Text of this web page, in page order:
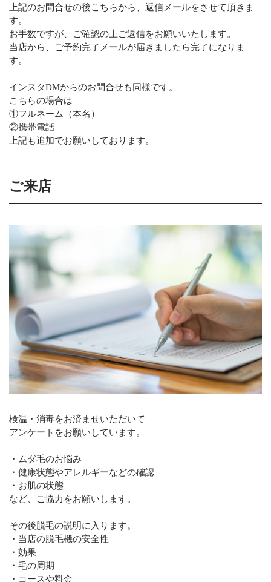
上記のお問合せの後こちらから、返信メールをさせて頂きま
す。
お手数ですが、ご確認の上ご返信をお願いいたします。
当店から、ご予約完了メールが届きましたら完了になりま
す。
インスタDMからのお問合せも同様です。
こちらの場合は
①フルネーム（本名）
②携帯電話
上記も追加でお願いしております。
ご来店
検温・消毒をお済ませいただいて
アンケートをお願いしています。
・ムダ毛のお悩み
・健康状態やアレルギーなどの確認
・お肌の状態
など、ご協力をお願いします。
その後脱毛の説明に入ります。
・当店の脱毛機の安全性
・効果
・毛の周期
・コースや料金